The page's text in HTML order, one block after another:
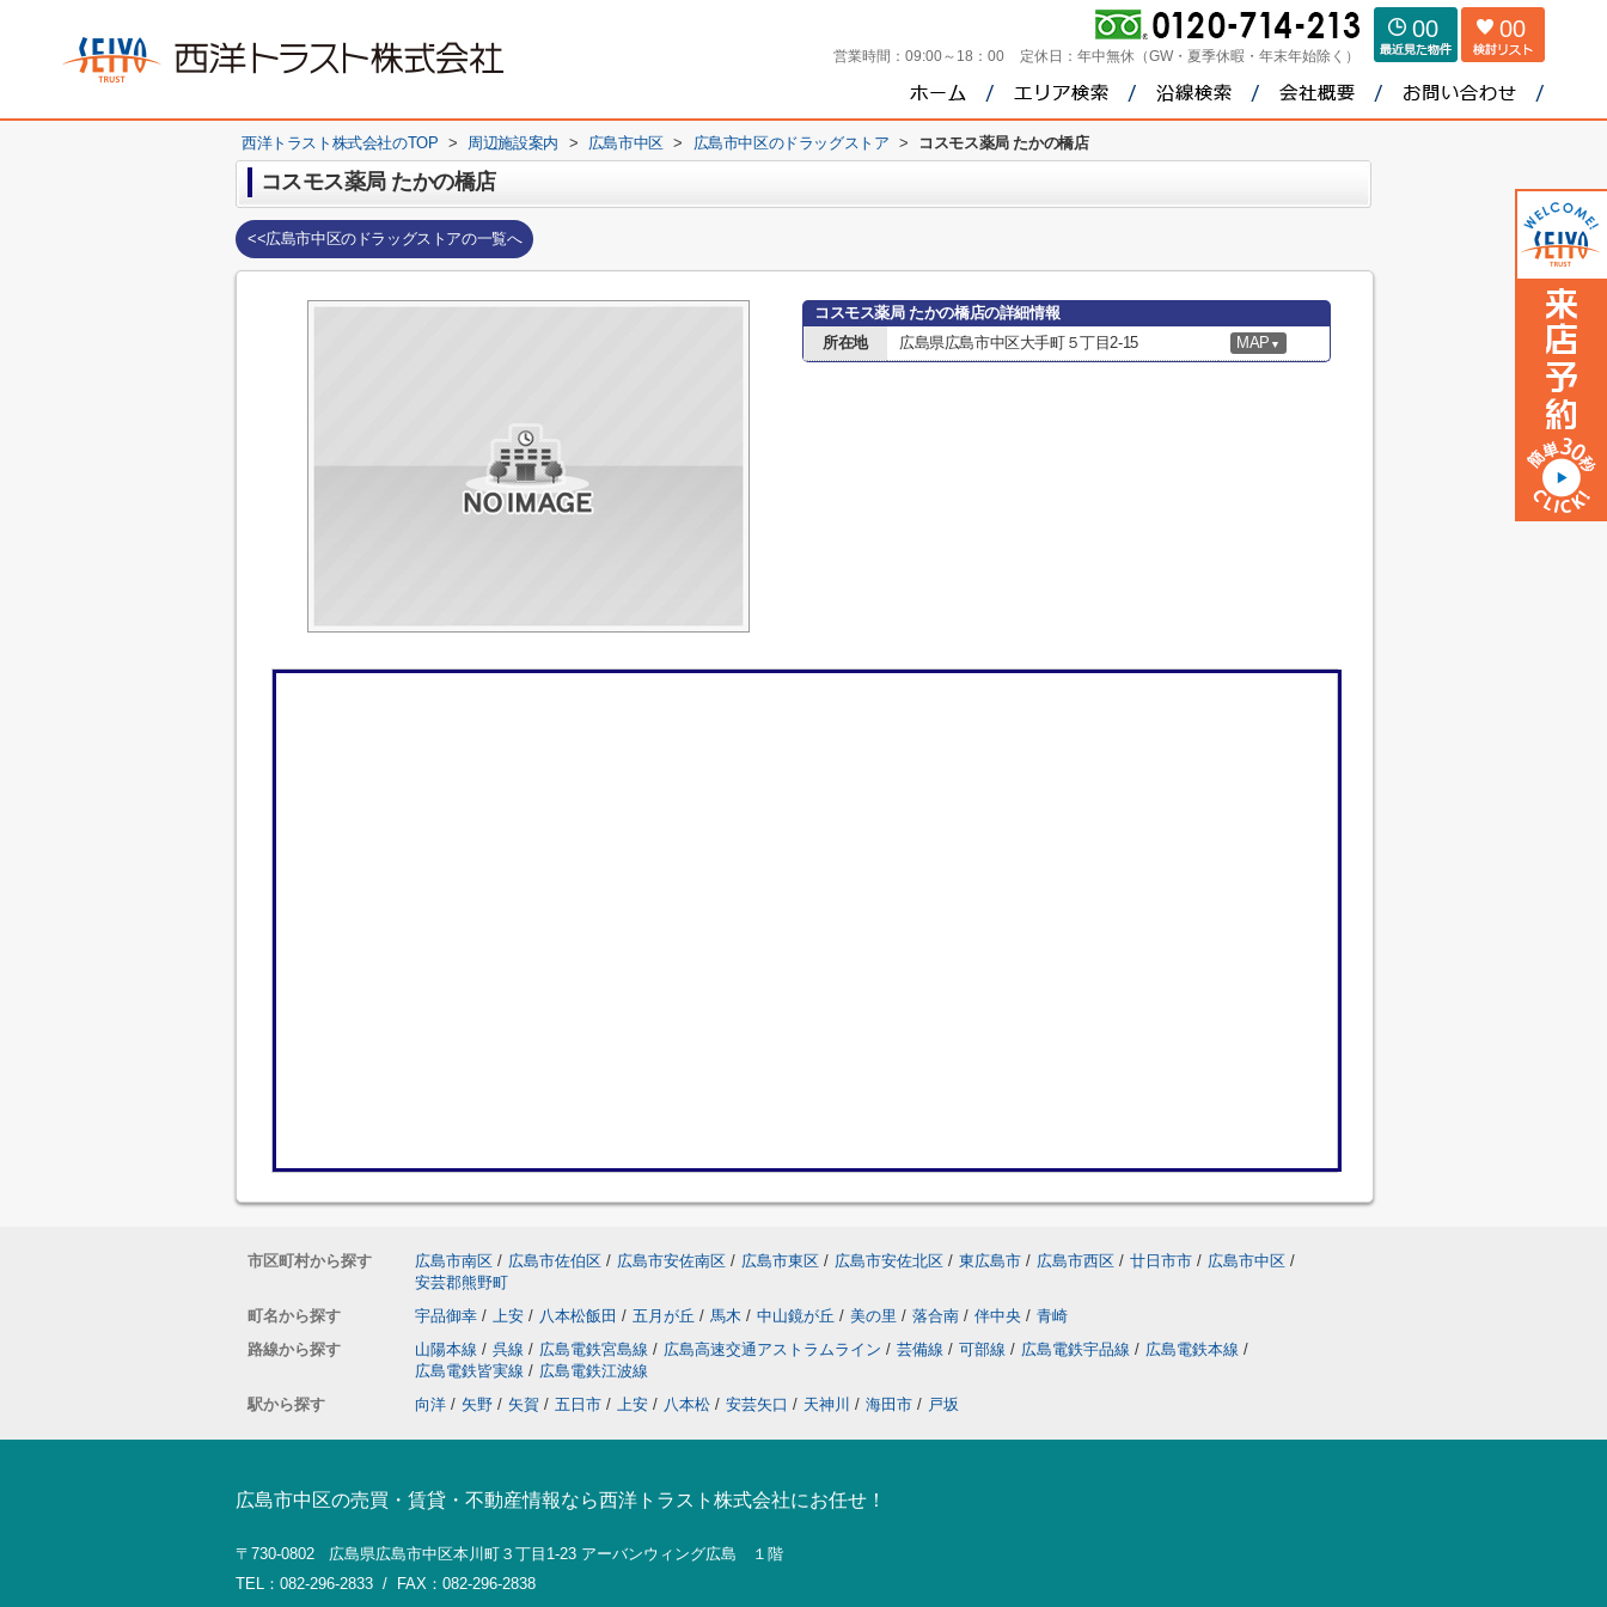
営業時間： 09:00～18：00 定休日： 年中無休（GW・夏季休暇・年末年始除く）
00 00
西洋トラスト株式会社のTOP > 周辺施設案内 > 広島市中区 > 広島市中区のドラッグストア > コスモス薬局 たかの橋店
コスモス薬局 たかの橋店
<<広島市中区のドラッグストアの一覧へ
コスモス薬局 たかの橋店の詳細情報
所在地
広島県広島市中区大手町５丁目2-15 MAP ▼
市区町村から探す 広島市南区 / 広島市佐伯区 / 広島市安佐南区 / 広島市東区 / 広島市安佐北区 / 東広島市 / 広島市西区 / 廿日市市 / 広島市中区 /
安芸郡熊野町
町名から探す
宇品御幸 / 上安 / 八本松飯田 / 五月が丘 / 馬木 / 中山鏡が丘 / 美の里 / 落合南 / 伴中央 / 青崎
路線から探す
山陽本線 / 呉線 / 広島電鉄宮島線 / 広島高速交通アストラムライン / 芸備線 / 可部線 / 広島電鉄宇品線 / 広島電鉄本線 /
広島電鉄皆実線 / 広島電鉄江波線
駅から探す
向洋 / 矢野 / 矢賀 / 五日市 / 上安 / 八本松 / 安芸矢口 / 天神川 / 海田市 / 戸坂
広島市中区の売買・賃貸・不動産情報なら西洋トラスト株式会社にお任せ！
〒730-0802 広島県広島市中区本川町３丁目1-23 アーバンウィング広島 １階
TEL：082-296-2833 / FAX：082-296-2838